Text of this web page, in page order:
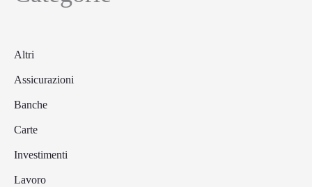
Altri
Assicurazioni
Banche
Carte
Investimenti
Lavoro